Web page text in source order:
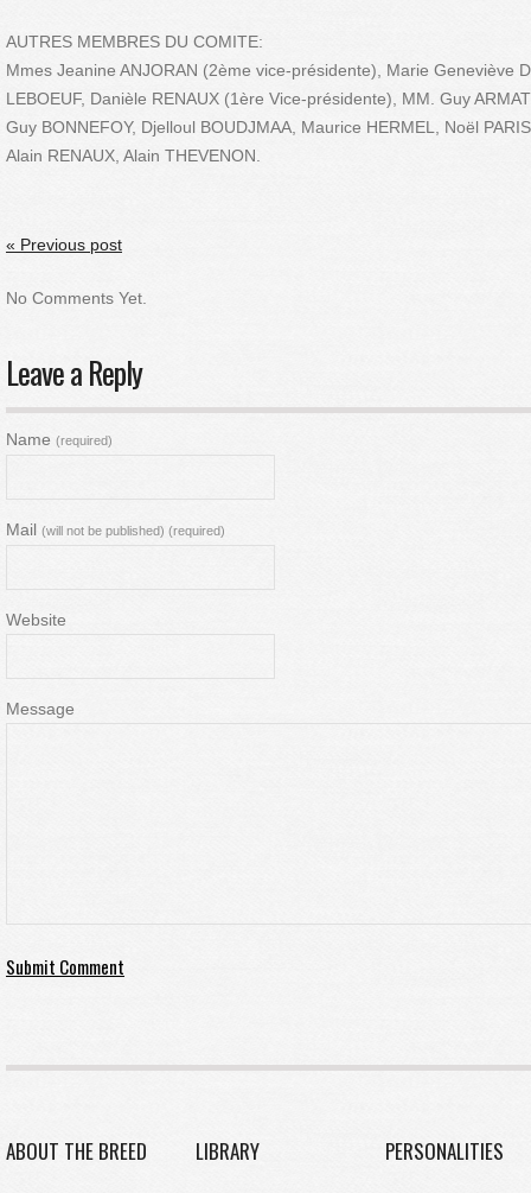
AUTRES MEMBRES DU COMITE:
Mmes Jeanine ANJORAN (2ème vice-présidente), Marie Geneviève
LEBOEUF, Danièle RENAUX (1ère Vice-présidente), MM. Guy
Guy BONNEFOY, Djelloul BOUDJMAA, Maurice HERMEL, Noël
Alain RENAUX, Alain THEVENON.
« Previous post
No Comments Yet.
Leave a Reply
Name (required)
Mail (will not be published) (required)
Website
Message
ABOUT THE BREED LIBRARY PERSONALITIES